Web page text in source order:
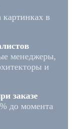
картинках в
менеджеры,
и
заказе
до момента